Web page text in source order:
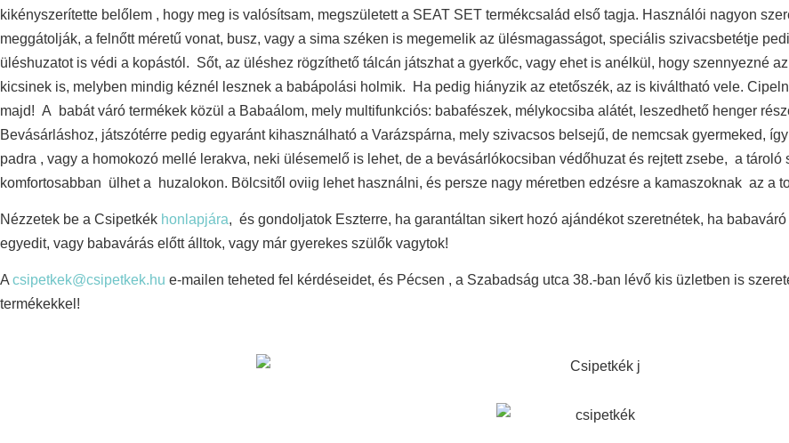
kikényszerítette belőlem , hogy meg is valósítsam, megszületett a SEAT SET termékcsalád első tagja. Használói nagyon
meggátolják, a felnőtt méretű vonat, busz, vagy a sima széken is megemelik az ülésmagasságot, speciális szivacsbetétje
üléshuzatot is védi a kopástól. Sőt, az üléshez rögzíthető tálcán játszhat a gyerkőc, vagy ehet is anélkül, hogy szennyezné
kicsinek is, melyben mindig kéznél lesznek a babápolási holmik. Ha pedig hiányzik az etetőszék, az is kiváltható vele.
majd! A babát váró termékek közül a Babaálom, mely multifunkciós: babafészek, mélykocsiba alátét, leszedhető henger
Bevásárláshoz, játszótérre pedig egyaránt kihasználható a Varázspárna, mely szivacsos belsejű, de nemcsak gyermeked,
padra , vagy a homokozó mellé lerakva, neki ülésemelő is lehet, de a bevásárlókocsiban védőhuzat és rejtett zsebe, a
komfortosabban ülhet a huzalokon. Bölcsitől oviig lehet használni, és persze nagy méretben edzésre a kamaszoknak az a
Nézzetek be a Csipetkék honlapjára, és gondoljatok Eszterre, ha garantáltan sikert hozó ajándékot szeretnétek, ha
egyedit, vagy babavárás előtt álltok, vagy már gyerekes szülők vagytok!
Acsipetkek@csipetkek.hu e-mailen teheted fel kérdéseidet, és Pécsen , a Szabadság utca 38.-ban lévő kis üzletben is
termékekkel!